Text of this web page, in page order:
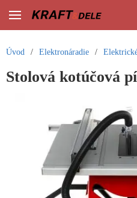
Úvod / Elektronáradie /
Stolová kotúčová